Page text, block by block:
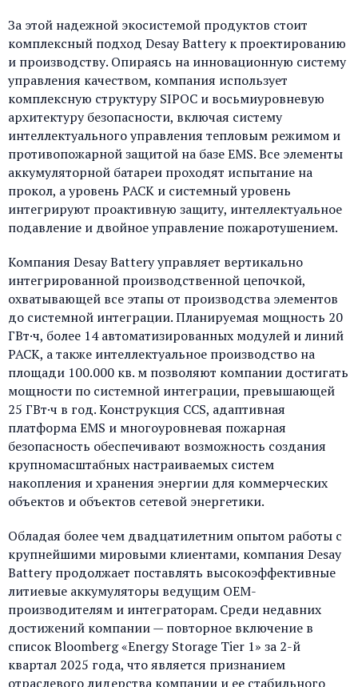
За этой надежной экосистемой продуктов стоит
комплексный подход Desay Battery к проектированию
и производству. Опираясь на инновационную систему
управления качеством, компания использует
комплексную структуру SIPOC и восьмиуровневую
архитектуру безопасности, включая систему
интеллектуального управления тепловым режимом и
противопожарной защитой на базе EMS. Все элементы
аккумуляторной батареи проходят испытание на
прокол, а уровень PACK и системный уровень
интегрируют проактивную защиту, интеллектуальное
подавление и двойное управление пожаротушением.
Компания Desay Battery управляет вертикально
интегрированной производственной цепочкой,
охватывающей все этапы от производства элементов
до системной интеграции. Планируемая мощность 20
ГВт·ч, более 14 автоматизированных модулей и линий
PACK, а также интеллектуальное производство на
площади 100.000 кв. м позволяют компании достигать
мощности по системной интеграции, превышающей
25 ГВт·ч в год. Конструкция CCS, адаптивная
платформа EMS и многоуровневая пожарная
безопасность обеспечивают возможность создания
крупномасштабных настраиваемых систем
накопления и хранения энергии для коммерческих
объектов и объектов сетевой энергетики.
Обладая более чем двадцатилетним опытом работы с
крупнейшими мировыми клиентами, компания Desay
Battery продолжает поставлять высокоэффективные
литиевые аккумуляторы ведущим OEM-
производителям и интеграторам. Среди недавних
достижений компании — повторное включение в
список Bloomberg «Energy Storage Tier 1» за 2-й
квартал 2025 года, что является признанием
отраслевого лидерства компании и ее стабильного